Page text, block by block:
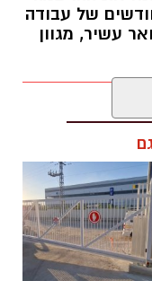
של עבודה
עשיר, מגוון
ביבנה